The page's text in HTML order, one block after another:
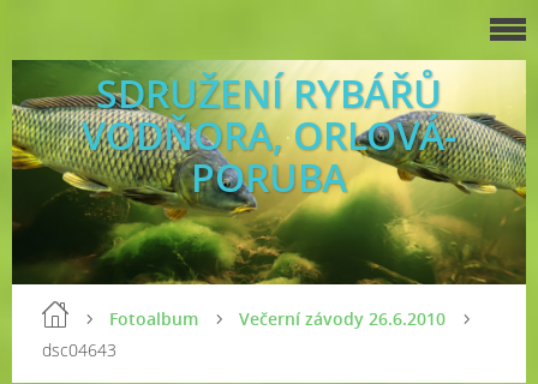
SDRUŽENÍ RYBÁŘŮ
VODŇORA, ORLOVÁ-
PORUBA
Fotoalbum
Večerní závody 26.6.2010
dsc04643